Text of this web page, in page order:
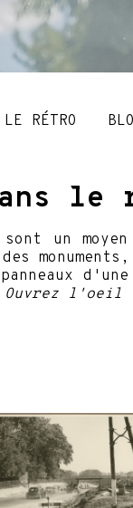
RÉTRO
le
un moyen
Ouvrez l'oeil